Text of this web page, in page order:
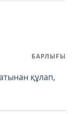
БАРЛЫҒЫ
құлап,